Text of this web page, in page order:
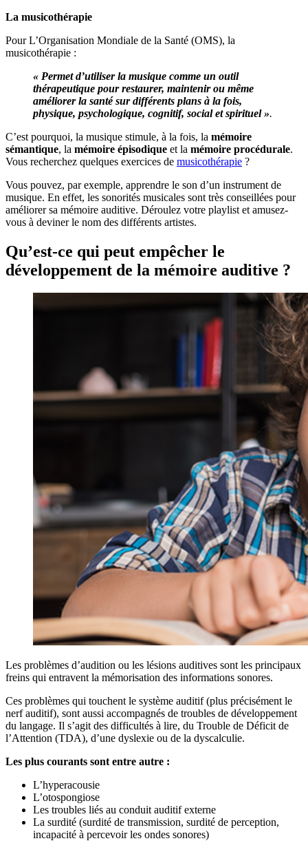
La musicothérapie
Pour L’Organisation Mondiale de la Santé (OMS), la
musicothérapie :
« Permet d’utiliser la musique comme un outil
thérapeutique pour restaurer, maintenir ou même
améliorer la santé sur différents plans à la fois,
physique, psychologique, cognitif, social et spirituel ».
C’est pourquoi, la musique stimule, à la fois, la mémoire
sémantique, la mémoire épisodique et la mémoire procédurale.
Vous recherchez quelques exercices de musicothérapie ?
Vous pouvez, par exemple, apprendre le son d’un instrument de
musique. En effet, les sonorités musicales sont très conseillées pour
améliorer sa mémoire auditive. Déroulez votre playlist et amusez-
vous à deviner le nom des différents artistes.
Qu’est-ce qui peut empêcher le
développement de la mémoire auditive ?
Les problèmes d’audition ou les lésions auditives sont les principaux
freins qui entravent la mémorisation des informations sonores.
Ces problèmes qui touchent le système auditif (plus précisément le
nerf auditif), sont aussi accompagnés de troubles de développement
du langage. Il s’agit des difficultés à lire, du Trouble de Déficit de
l’Attention (TDA), d’une dyslexie ou de la dyscalculie.
Les plus courants sont entre autre :
L’hyperacousie
L’otospongiose
Les troubles liés au conduit auditif externe
La surdité (surdité de transmission, surdité de perception,
incapacité à percevoir les ondes sonores)